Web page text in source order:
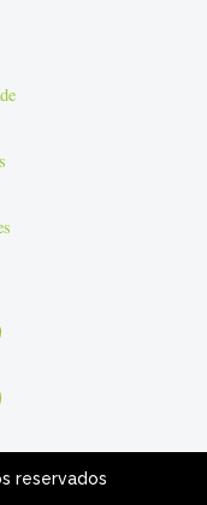
reservados